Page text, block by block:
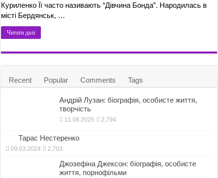
Куриленко Її часто називають “Дівчина Бонда”. Народилась в
місті Бердянськ, …
Читати далі
Recent Popular Comments Tags
Андрій Лузан: біографія, особисте життя,
творчість
11.08.2025 2,794
Тарас Нестеренко
09.03.2024 2,703
Джозефіна Джексон: біографія, особисте
життя, порнофільми